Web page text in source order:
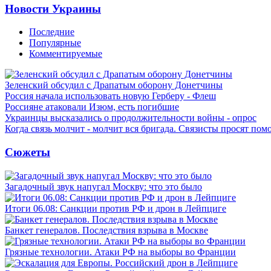
Новости Украины
Последние
Популярные
Комментируемые
Зеленский обсудил с Драпатым оборону Донетчины
Россия начала использовать новую Герберу - Флеш
Россияне атаковали Изюм, есть погибшие
Украинцы высказались о продолжительности войны - опрос
Когда связь молчит - молчит вся бригада. Связисты просят
Сюжеты
Загадочный звук напугал Москву: что это было
Итоги 06.08: Санкции против РФ и дрон в Лейпциге
Банкет генералов. Последствия взрыва в Москве
Грязные технологии. Атаки РФ на выборы во Франции